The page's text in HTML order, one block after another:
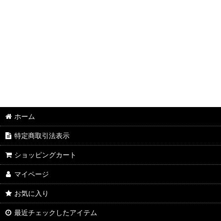
ホーム
特定商取引法表示
ショッピングカート
マイページ
お気に入り
最近チェックしたアイテム